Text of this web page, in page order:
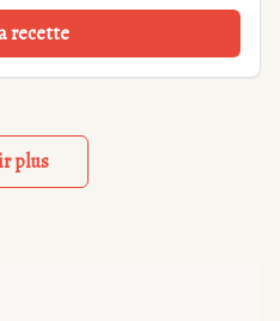
recette
plus